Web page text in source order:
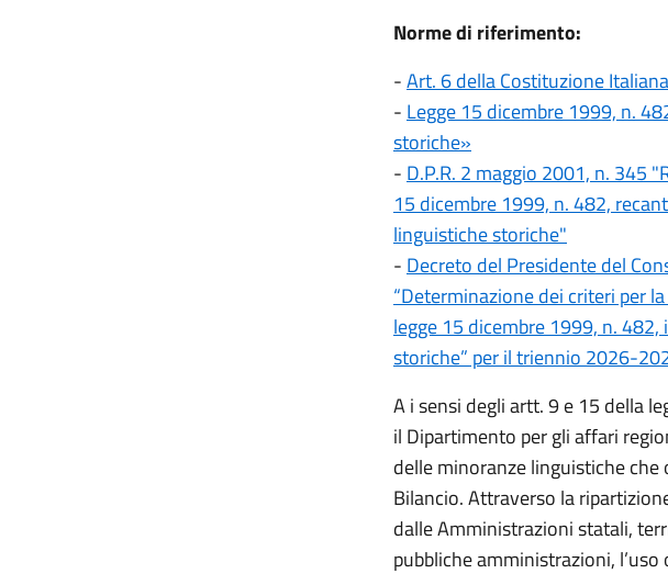
Norme di riferimento:
-Art. 6 della Costituzione Italiana
- Legge 15 dicembre 1999, n.
storiche»
- D.P.R. 2 maggio 2001, n. 345
15 dicembre 1999, n. 482,
linguistiche storiche"
- Decreto del Presidente del
“Determinazione dei criteri per
legge 15 dicembre 1999, n.
storiche” per il triennio 2026-
A i sensi degli artt. 9 e 15 della
il Dipartimento per gli affari
delle minoranze linguistiche
Bilancio. Attraverso la
dalle Amministrazioni statali,
pubbliche amministrazioni,